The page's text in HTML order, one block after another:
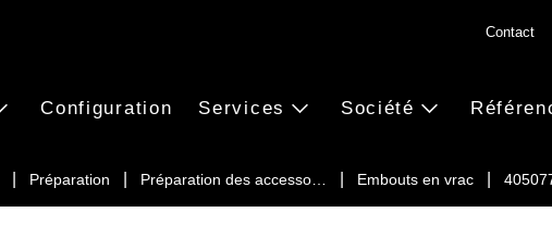
Préparation Préparation des accesso… Embouts en vrac
Configuration Services Société
Contact